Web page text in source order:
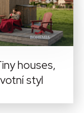
houses,
styl